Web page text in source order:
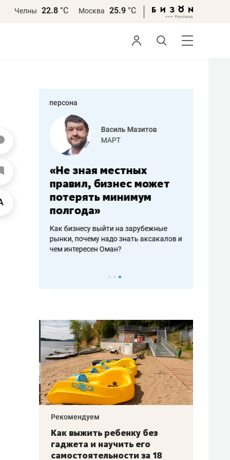
Челны 22.8 °С Москва 25.9 °С
персона
работа
Василь Мазитов
МАРТ
«Не зная местных
правил, бизнес может
потерять минимум
полгода»
Как бизнесу выйти на зарубежные
рынки, почему надо знать аксакалов и
чем интересен Оман?
Рекомендуем
Как выжить ребенку без
гаджета и научить его
самостоятельности за 18